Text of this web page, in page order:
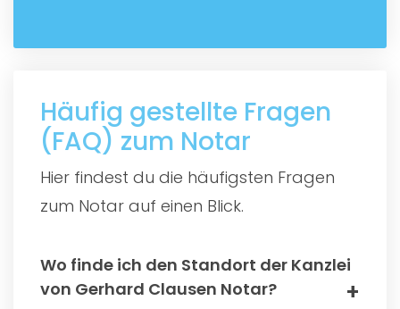
Häufig gestellte Fragen
(FAQ) zum Notar
Hier findest du die häufigsten Fragen
zum Notar auf einen Blick.
Wo finde ich den Standort der Kanzlei
von Gerhard Clausen Notar?